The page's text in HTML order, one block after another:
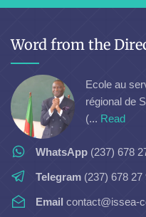
Word from the
Ecole au
régional de
(... Read
WhatsApp (237) 678
Telegram (237) 678 27
Email contact@issea-